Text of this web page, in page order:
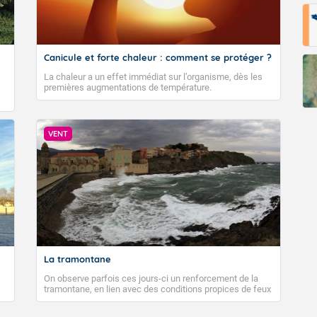
Canicule et forte chaleur : comment se protéger ?
La chaleur a un effet immédiat sur l’organisme, dès les
premières augmentations de température.
VENT
La tramontane
On observe parfois ces jours-ci un renforcement de la
tramontane, en lien avec des conditions propices de feux
de forêt. Mais qu'est-ce que la tramontane ? Quelles sont